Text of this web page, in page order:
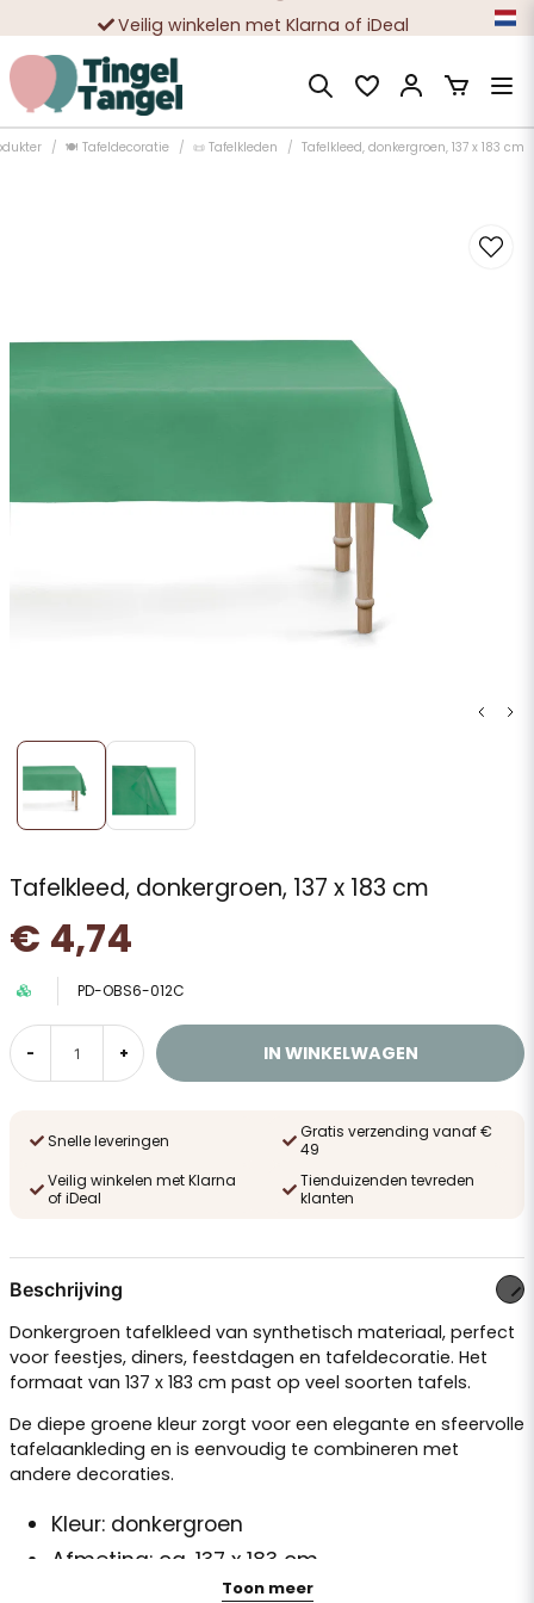
Veilig winkelen met Klarna of iDeal
Tienduizenden tevreden klanten
🍽️ Tafeldecoratie 📜 Tafelkleden Tafelkleed, donkergroen, 137 x 183 cm
Tafelkleed, donkergroen, 137 x 183 cm
€ 4,74
PD-OBS6-012C
- + IN WINKELWAGEN
Snelle leveringen
Gratis verzending vanaf €
49
Veilig winkelen met Klarna
of iDeal
Tienduizenden tevreden
klanten
Beschrijving
Donkergroen tafelkleed van synthetisch materiaal, perfect
voor feestjes, diners, feestdagen en tafeldecoratie. Het
formaat van 137 x 183 cm past op veel soorten tafels.
De diepe groene kleur zorgt voor een elegante en sfeervolle
tafelaankleding en is eenvoudig te combineren met
andere decoraties.
Kleur: donkergroen
Afmeting: ca. 137 x 183 cm
Materiaal: synthetisch materiaal
Toon meer